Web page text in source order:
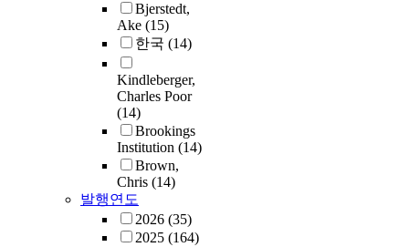
Bjerstedt,
Ake (15)
한국 (14)
Kindleberger,
Charles Poor
(14)
Brookings
Institution (14)
Brown,
Chris (14)
발행연도
2026 (35)
2025 (164)